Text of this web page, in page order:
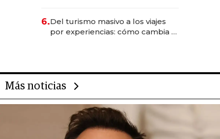
transformadoras
6.Del turismo masivo a los viajes
por experiencias: cómo cambia el
Más noticias